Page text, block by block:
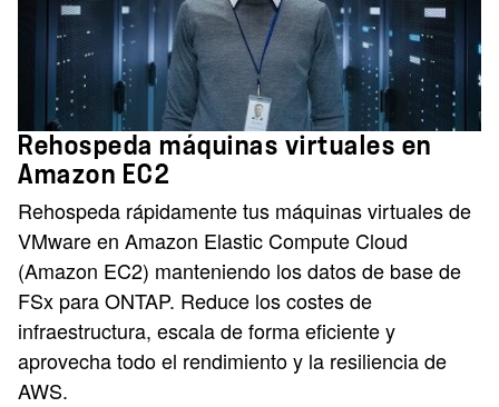
Rehospeda máquinas virtuales en
Amazon EC2
Rehospeda rápidamente tus máquinas virtuales de
VMware en Amazon Elastic Compute Cloud
(Amazon EC2) manteniendo los datos de base de
FSx para ONTAP. Reduce los costes de
infraestructura, escala de forma eficiente y
aprovecha todo el rendimiento y la resiliencia de
AWS.